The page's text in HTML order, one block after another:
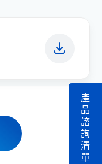
產
品
諮
詢
清
單